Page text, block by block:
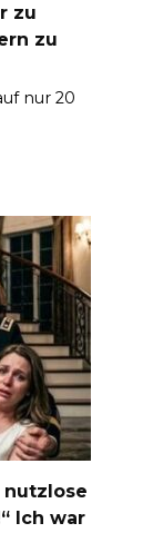
zu
zu
nur 20
nutzlose
Ich war